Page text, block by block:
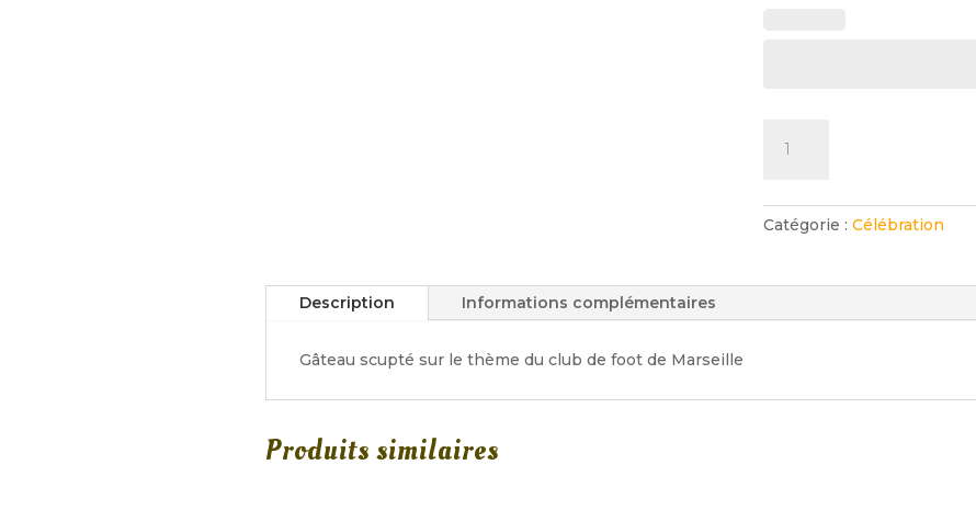
Maillot
de
Catégorie : Célébration
Description Informations complémentaires
Gâteau scupté sur le thème du club de foot de Marseille
Produits similaires